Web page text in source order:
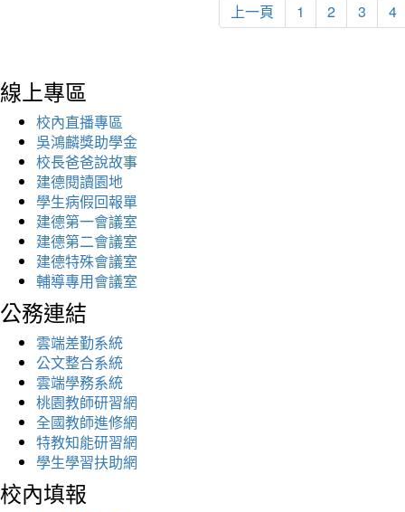
上一頁 1 2 3 4
線上專區
校內直播專區
吳鴻麟獎助學金
校長爸爸說故事
建德閱讀園地
學生病假回報單
建德第一會議室
建德第二會議室
建德特殊會議室
輔導專用會議室
公務連結
雲端差勤系統
公文整合系統
雲端學務系統
桃園教師研習網
全國教師進修網
特教知能研習網
學生學習扶助網
校內填報